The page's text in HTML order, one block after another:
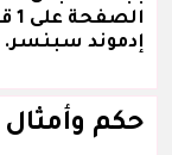
إدموند سبنسر.
حكم